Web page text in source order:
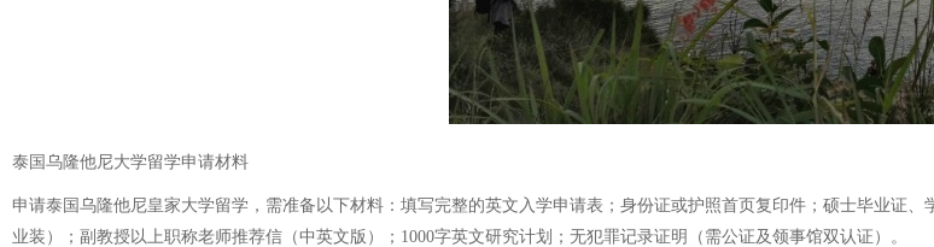
泰国乌隆他尼大学留学申请材料
申请泰国乌隆他尼皇家大学留学，需准备以下材料：填写完整的英文入学申请表；身份证或护照首页复印件；硕士毕业证
业装）；副教授以上职称老师推荐信（中英文版）；1000字英文研究计划；无犯罪记录证明（需公证及领事馆双认证）。